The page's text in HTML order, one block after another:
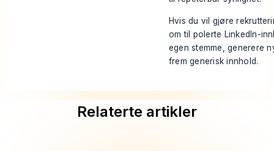
Hvis du vil gjøre
om til polerte LinkedIn-
egen stemme, generere
frem generisk innhold.
Relaterte artikler